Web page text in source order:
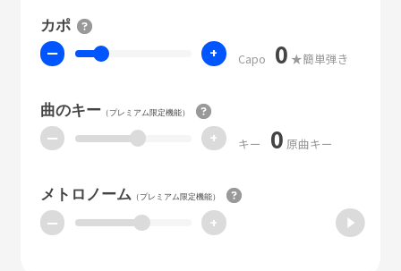
カポ
ー + Capo 0 ★簡単弾き
曲のキー（プレミアム限定機能）
ー + キー 0 原曲キー
メトロノーム（プレミアム限定機能）
ー +